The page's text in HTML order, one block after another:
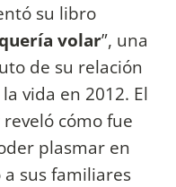
su libro
volar”, una
de su relación
vida en 2012. El
reveló cómo fue
plasmar en
sus familiares